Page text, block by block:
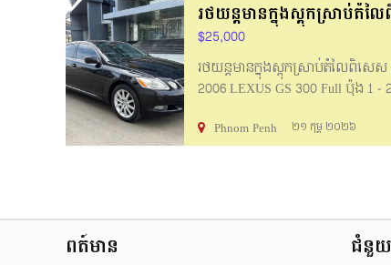
រថយន្ដមានក្នុងស្តុកស្រាប់តំល
$25,000
រថយន្ដមានក្នុងស្តុកស្រាប់តំលៃពិសេស
2006 LEXUS GS 300 Full ប៉ុង 1 -
ធានារយៈពេល 1 ខែ : ម៉ាសុីន / ប្រអប់
ប្រអប់លេខ / តំរង / ផ្លឹតទឹក / សំ
Phnom Penh ២១ កុម្ភ ២០២៦
ពត៍មាន ជំនួយ